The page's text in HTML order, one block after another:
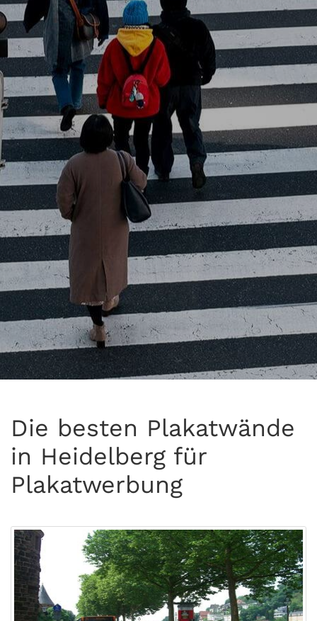
Die besten Plakatwände
in Heidelberg für
Plakatwerbung